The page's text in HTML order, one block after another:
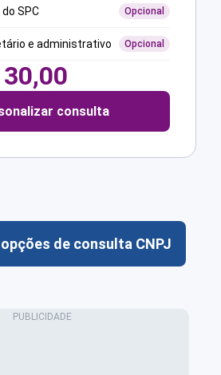
SPC Opcional
e administrativo Opcional
30,00
consulta
de consulta CNPJ